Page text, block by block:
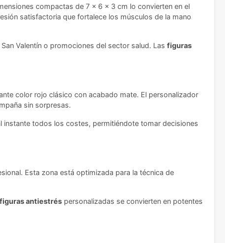
compactas de 7 x 6 x 3 cm lo convierten en el
satisfactoria que fortalece los músculos de la mano
Valentín o promociones del sector salud. Las figuras
color rojo clásico con acabado mate. El personalizador
sin sorpresas.
instante todos los costes, permitiéndote tomar decisiones
Esta zona está optimizada para la técnica de
figuras antiestrés personalizadas se convierten en potentes